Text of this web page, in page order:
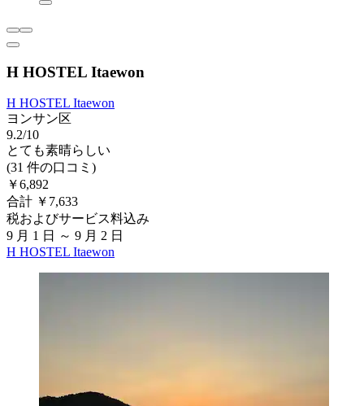
H HOSTEL Itaewon
H HOSTEL Itaewon
ヨンサン区
9.2/10
とても素晴らしい
(31 件の口コミ)
￥6,892
合計 ￥7,633
税およびサービス料込み
9 月 1 日 ～ 9 月 2 日
H HOSTEL Itaewon